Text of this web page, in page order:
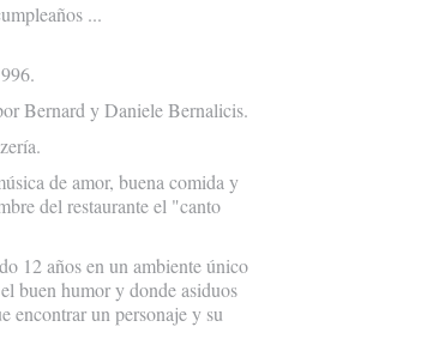
...
Bernard y Daniele Bernalicis.
de amor, buena comida y
del restaurante el "canto
12 años en un ambiente único
buen humor y donde asiduos
encontrar un personaje y su